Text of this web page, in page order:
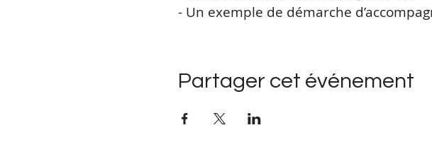
- Un exemple de démarche
Partager cet événement